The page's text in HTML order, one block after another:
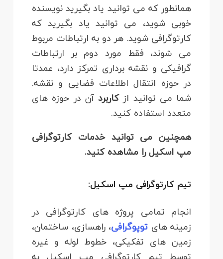
همانطور که می توانید یاد بگیرید نویسنده
خوبی شوید، می توانید یاد بگیرید که
کارتوگرافی شوید. هر دو به ارتباطات مربوط
می شوند، فقط مورد دوم بر ارتباطات
گرافیکی و نقشه برداری تمرکز دارد، عمدتا
در حوزه انتقال اطلاعات فضایی و نقشه.
شما می توانید از کاربردآن در حوزه های
متعدد استفاده کنید.
همچنین می توانید خدمات کارتوگرافی
مپ اسکیل را مشاهده کنید.
تیم کارتوگرافی مپ اسکیل:
انجام تمامی پروژه های کارتوگرافی در
زمینه های توپوگرافی، راهسازی، ساختمان،
زمین های تفکیکی، خطوط لوله و غیره